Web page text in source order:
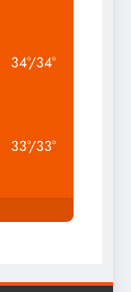
34°/34°
33°/33°